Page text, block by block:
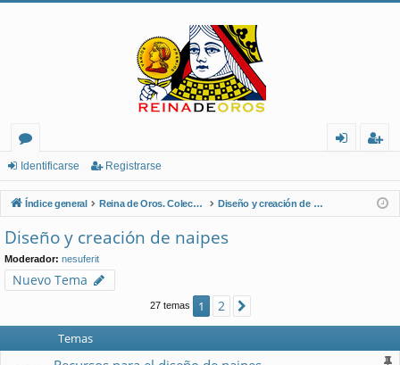
or
os
nt
ifi
ist
ra
Identificarse Registrarse
Índice general Reina de Oros. Coleccionistas de Naipes. Diseño y creación de naipes
Diseño y creación de naipes
Moderador: nesuferit
Nuevo Tema
27 temas 1 2
Temas